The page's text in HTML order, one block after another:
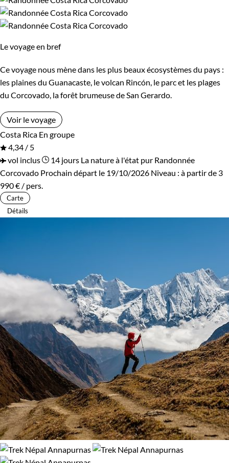
De 1 250 à 2 000 € De 2 000 à 3 000 €
Âge des enfants
Les 2/5 ans Les 6/9 ans
Les 10/13 ans
Bivouac, sous tente
Standard
Itinérance
Semi-itinérant
Environnement
Bord de mer et îles Brousse et Savane
Désert Forêts, collines, rivières et lacs
Haute Montagne Montagne
Patrimoine et NatureVolcans
Le voyage en bref
Ce voyage nous mène dans les plus beaux écosystèmes du pays :
les plaines du Guanacaste, le volcan Rincón, le parc et les plages
du Corcovado, la forêt brumeuse de San Gerardo.
Voir le voyage
Costa Rica En groupe
4,34 / 5
vol inclus
14 jours La nature à l'état pur Randonnée
Corcovado Prochain départ le 19/10/2026 Niveau : à partir de 3
990 € / pers.
Carte
Détails